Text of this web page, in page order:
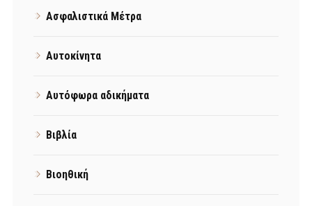
Ασφαλιστικά Μέτρα
Αυτοκίνητα
Αυτόφωρα αδικήματα
Βιβλία
Βιοηθική